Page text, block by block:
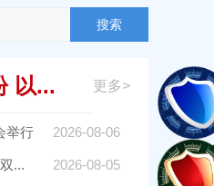
搜索
更多>
以...
举行 2026-08-06
... 2026-08-05